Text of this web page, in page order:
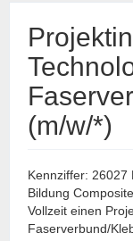
(m/w/*)
Kennziffer: 26027
Bildung
Vollzeit einen
Faserverbund/